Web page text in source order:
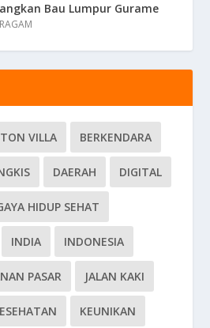
Bau Lumpur Gurame
RAGAM
VILLA BERKENDARA
DAERAH DIGITAL
HIDUP SEHAT
INDIA INDONESIA
PASAR JALAN KAKI
KEUNIKAN